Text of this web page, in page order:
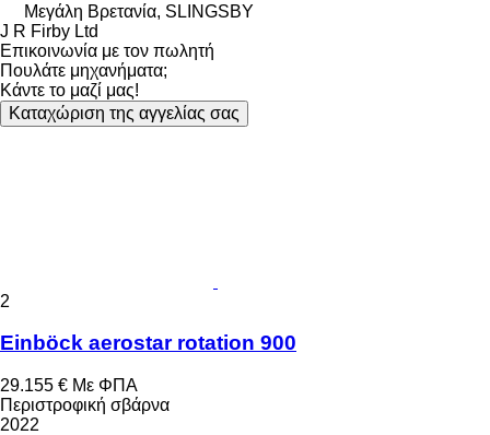
Μεγάλη Βρετανία, SLINGSBY
J R Firby Ltd
Επικοινωνία με τον πωλητή
Πουλάτε μηχανήματα;
Κάντε το μαζί μας!
Καταχώριση της αγγελίας σας
2
Einböck aerostar rotation 900
29.155 € Με ΦΠΑ
Περιστροφική σβάρνα
2022